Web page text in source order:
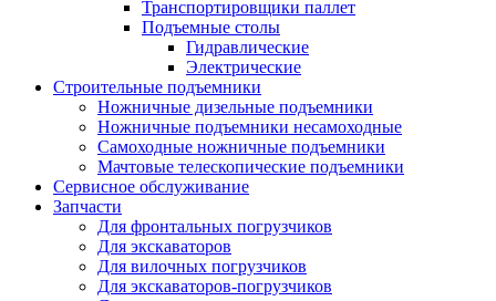
Транспортировщики паллет
Подъемные столы
Гидравлические
Электрические
Строительные подъемники
Ножничные дизельные подъемники
Ножничные подъемники несамоходные
Самоходные ножничные подъемники
Мачтовые телескопические подъемники
Сервисное обслуживание
Запчасти
Для фронтальных погрузчиков
Для экскаваторов
Для вилочных погрузчиков
Для экскаваторов-погрузчиков